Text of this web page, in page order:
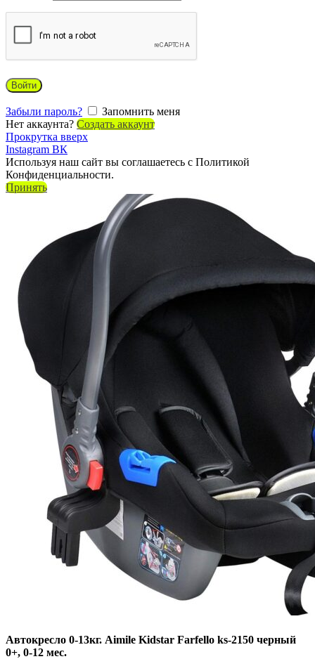
Войти
Забыли пароль?
Запомнить меня
Нет аккаунта? Создать аккаунт
Прокрутка вверх
Instagram ВК
Используя наш сайт вы соглашаетесь с Политикой
Конфиденциальности.
Принять
Автокресло 0-13кг. Aimile Kidstar Farfello ks-2150 черный
0+, 0-12 мес.